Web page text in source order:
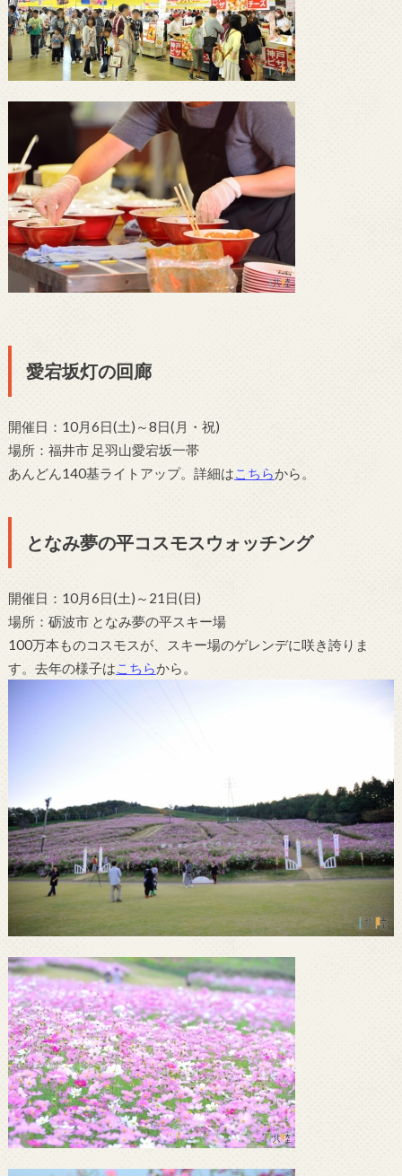
愛宕坂灯の回廊
開催日：10月6日(土)～8日(月・祝)
場所：福井市 足羽山愛宕坂一帯
あんどん140基ライトアップ。詳細はこちらから。
となみ夢の平コスモスウォッチング
開催日：10月6日(土)～21日(日)
場所：砺波市 となみ夢の平スキー場
100万本ものコスモスが、スキー場のゲレンデに咲き誇りま
す。去年の様子はこちらから。